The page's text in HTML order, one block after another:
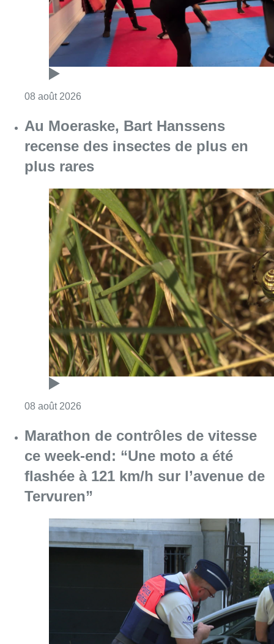
08 août 2026
Au Moeraske, Bart Hanssens
recense des insectes de plus en
plus rares
08 août 2026
Marathon de contrôles de vitesse
ce week-end: “Une moto a été
flashée à 121 km/h sur l’avenue de
Tervuren”